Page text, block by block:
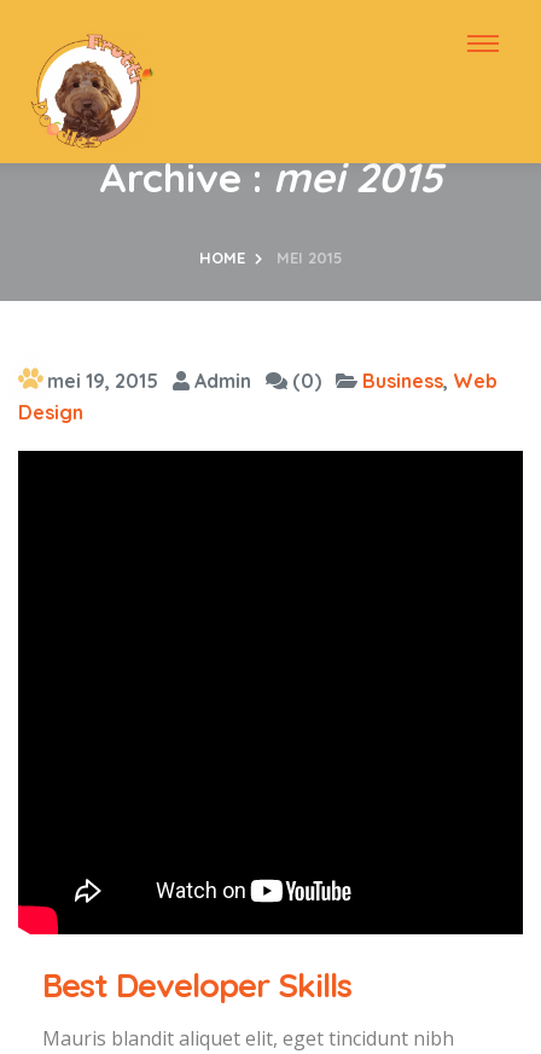
Archive :mei 2015
HOME MEI 2015
mei 19, 2015 Admin (0) Business, Web
Design
Best Developer Skills
Mauris blandit aliquet elit, eget tincidunt nibh